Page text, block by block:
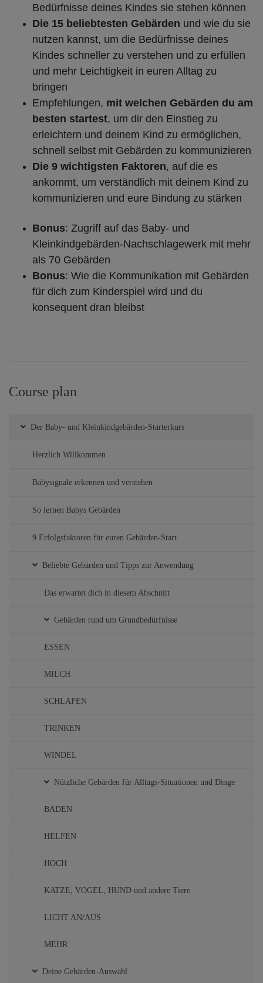
Bedürfnisse deines Kindes sie stehen können
Die 15 beliebtesten Gebärden und wie du sie
nutzen kannst, um die Bedürfnisse deines
Kindes schneller zu verstehen und zu erfüllen
und mehr Leichtigkeit in euren Alltag zu
bringen
Empfehlungen, mit welchen Gebärden du am
besten startest, um dir den Einstieg zu
erleichtern und deinem Kind zu ermöglichen,
schnell selbst mit Gebärden zu kommunizieren
Die 9 wichtigsten Faktoren, auf die es
ankommt, um verständlich mit deinem Kind zu
kommunizieren und eure Bindung zu stärken
Bonus: Zugriff auf das Baby- und
Kleinkindgebärden-Nachschlagewerk mit mehr
als 70 Gebärden
Bonus: Wie die Kommunikation mit Gebärden
für dich zum Kinderspiel wird und du
konsequent dran bleibst
Course plan
Der Baby- und Kleinkindgebärden-Starterkurs
Herzlich Willkommen
Babysignale erkennen und verstehen
So lernen Babys Gebärden
9 Erfolgsfaktoren für euren Gebärden-Start
Beliebte Gebärden und Tipps zur Anwendung
Das erwartet dich in diesem Abschnitt
Gebärden rund um Grundbedürfnisse
ESSEN
MILCH
SCHLAFEN
TRINKEN
WINDEL
Nützliche Gebärden für Alltags-Situationen und Dinge
BADEN
HELFEN
HOCH
KATZE, VOGEL, HUND und andere Tiere
LICHT AN/AUS
MEHR
Deine Gebärden-Auswahl